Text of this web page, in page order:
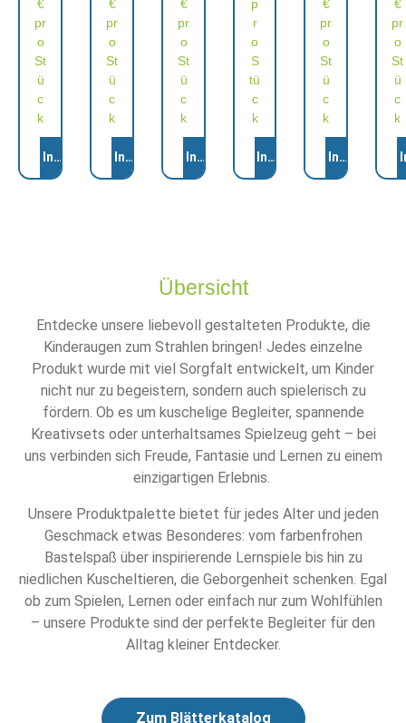
€
pr
o
St
ü
c
k
In den Warenkorb
€
pr
o
St
ü
c
k
In den Warenkorb
€
pr
o
St
ü
c
k
1 In den Warenkorb
p
r
o
S
tü
c
k
In den Warenkorb
€
pr
o
St
ü
c
k
In den
€
pr
o
St
ü
c
k
Übersicht
Entdecke unsere liebevoll gestalteten Produkte, die
Kinderaugen zum Strahlen bringen! Jedes einzelne
Produkt wurde mit viel Sorgfalt entwickelt, um Kinder
nicht nur zu begeistern, sondern auch spielerisch zu
fördern. Ob es um kuschelige Begleiter, spannende
Kreativsets oder unterhaltsames Spielzeug geht – bei
uns verbinden sich Freude, Fantasie und Lernen zu einem
einzigartigen Erlebnis.
Unsere Produktpalette bietet für jedes Alter und jeden
Geschmack etwas Besonderes: vom farbenfrohen
Bastelspaß über inspirierende Lernspiele bis hin zu
niedlichen Kuscheltieren, die Geborgenheit schenken. Egal
ob zum Spielen, Lernen oder einfach nur zum Wohlfühlen
– unsere Produkte sind der perfekte Begleiter für den
Alltag kleiner Entdecker.
Zum Blätterkatalog